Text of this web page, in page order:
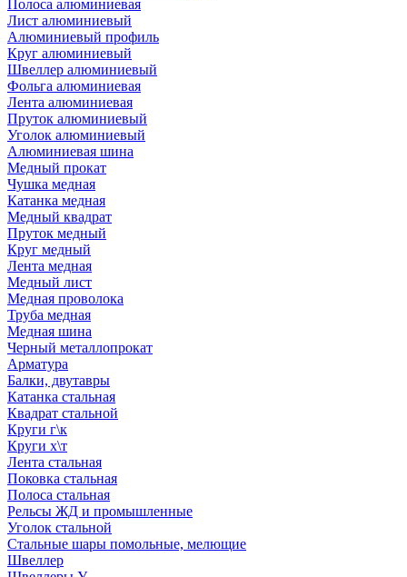
Полоса алюминиевая
Лист алюминиевый
Алюминиевый профиль
Круг алюминиевый
Швеллер алюминиевый
Фольга алюминиевая
Лента алюминиевая
Пруток алюминиевый
Уголок алюминиевый
Алюминиевая шина
Медный прокат
Чушка медная
Катанка медная
Медный квадрат
Пруток медный
Круг медный
Лента медная
Медный лист
Медная проволока
Труба медная
Медная шина
Черный металлопрокат
Арматура
Балки, двутавры
Катанка стальная
Квадрат стальной
Круги г\к
Круги х\т
Лента стальная
Поковка стальная
Полоса стальная
Рельсы ЖД и промышленные
Уголок стальной
Стальные шары помольные, мелющие
Швеллер